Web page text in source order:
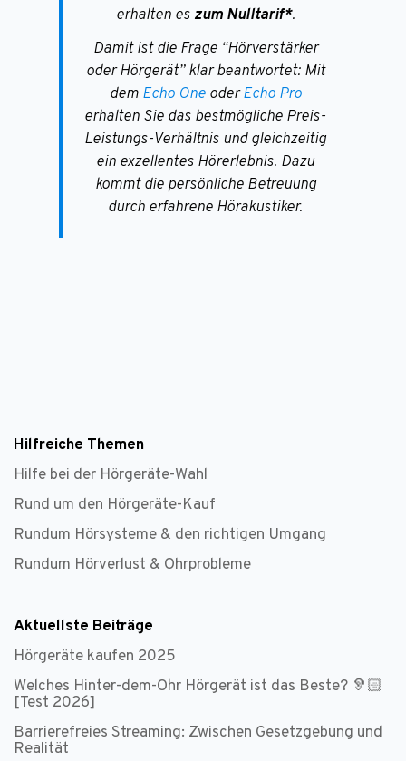
erhalten es zum Nulltarif*.
Damit ist die Frage “Hörverstärker
oder Hörgerät” klar beantwortet: Mit
dem Echo OneoderEcho Pro
erhalten Sie das bestmögliche Preis-
Leistungs-Verhältnis und gleichzeitig
ein exzellentes Hörerlebnis. Dazu
kommt die persönliche Betreuung
durch erfahrene Hörakustiker.
Hilfreiche Themen
Hilfe bei der Hörgeräte-Wahl
Rund um den Hörgeräte-Kauf
Rundum Hörsysteme & den richtigen Umgang
Rundum Hörverlust & Ohrprobleme
Aktuellste Beiträge
Hörgeräte kaufen 2025
Welches Hinter-dem-Ohr Hörgerät ist das Beste? 🦻🏻
[Test 2026]
Barrierefreies Streaming: Zwischen Gesetzgebung und
Realität